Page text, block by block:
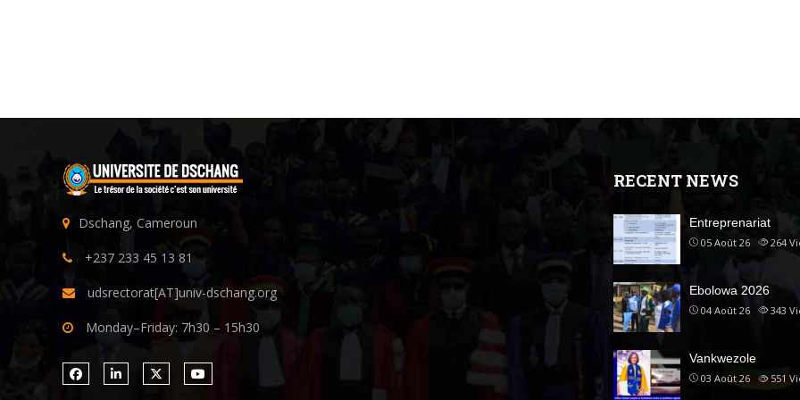
Dschang, Cameroun
+237 233 45 13 81
udsrectorat[AT]univ-dschang.org
Monday–Friday: 7h30 – 15h30
RECENT NEWS
Entreprenariat
05 Août 26 264
Ebolowa 2026
04 Août 26 343
Vankwezole
03 Août 26 551